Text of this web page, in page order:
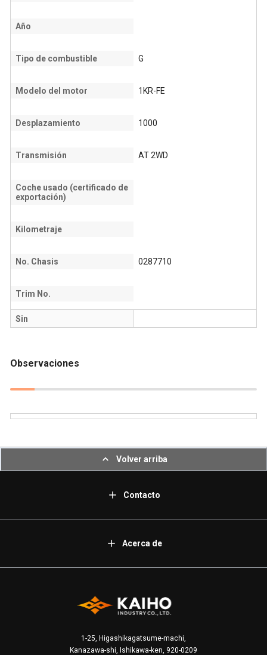
Año
Tipo de combustible G
Modelo del motor 1KR-FE
Desplazamiento 1000
Transmisión AT 2WD
Coche usado (certificado de
exportación)
Kilometraje
No. Chasis 0287710
Trim No.
Sin
Observaciones
Volver arriba
Contacto
Acerca de
1-25, Higashikagatsume-machi,
Kanazawa-shi, Ishikawa-ken, 920-0209